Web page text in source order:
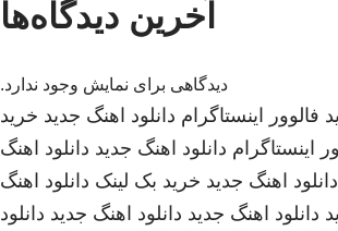
آخرین دیدگاه‌ها
دیدگاهی برای نمایش وجود ندارد.
فالوور اینستاگرام دانلود اهنگ جدید خرید
اینستاگرام دانلود اهنگ جدید دانلود اهنگ
دانلود اهنگ جدید خرید بک لینک دانلود اهنگ
دانلود اهنگ جدید دانلود اهنگ جدید دانلود